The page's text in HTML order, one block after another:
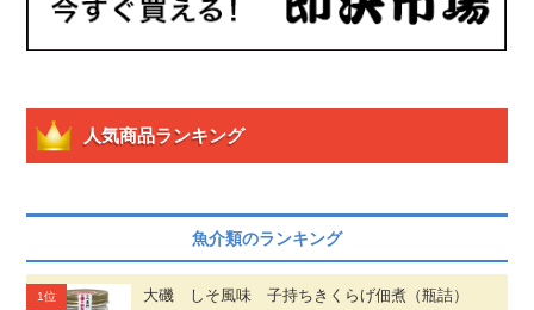
人気商品ランキング
魚介類のランキング
大磯 しそ風味 子持ちきくらげ佃煮（瓶詰）